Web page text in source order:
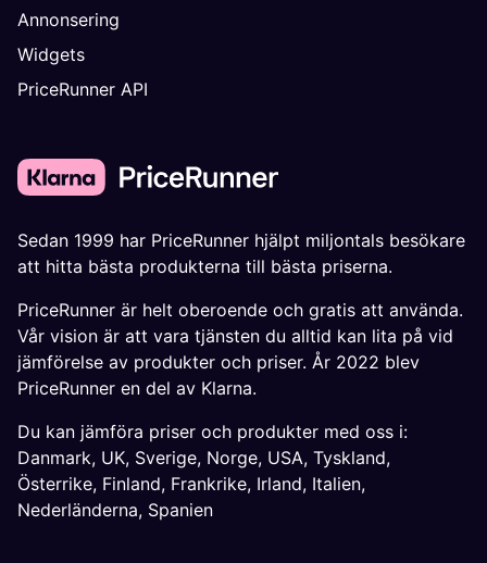
Annonsering
Widgets
PriceRunner API
Sedan 1999 har PriceRunner hjälpt miljontals besökare
att hitta bästa produkterna till bästa priserna.
PriceRunner är helt oberoende och gratis att använda.
Vår vision är att vara tjänsten du alltid kan lita på vid
jämförelse av produkter och priser. År 2022 blev
PriceRunner en del av Klarna.
Du kan jämföra priser och produkter med oss i:
Danmark, UK, Sverige, Norge, USA, Tyskland,
Österrike, Finland, Frankrike, Irland, Italien,
Nederländerna, Spanien